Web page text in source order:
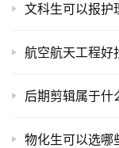
文科生可以报护
航空航天工程好
后期剪辑属于什
物化生可以选哪